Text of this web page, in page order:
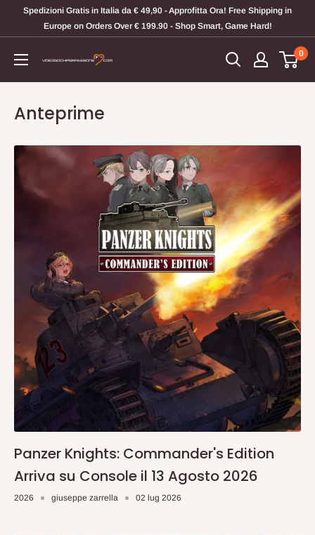
Spedizioni Gratis in Italia da € 49,90 - Approfitta Ora! Free Shipping in
Europe on Orders Over € 199.90 - Shop Smart, Game Hard!
Videogiochi
Per
0
Anteprime
Panzer Knights: Commander's Edition
Arriva su Console il 13 Agosto 2026
2026 giuseppe zarrella 02 lug 2026